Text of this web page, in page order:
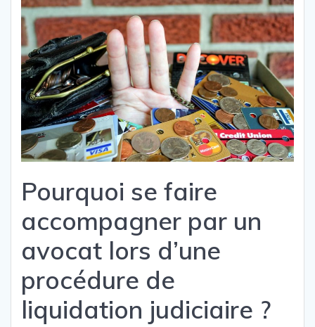
Pourquoi se faire
accompagner par un
avocat lors d’une
procédure de
liquidation judiciaire ?